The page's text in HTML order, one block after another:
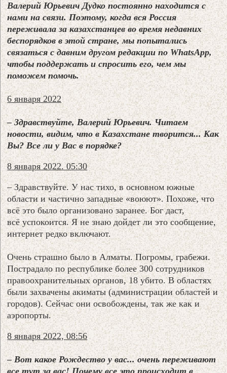
Валерий Юрьевич Дудко постоянно находится с
нами на связи. Поэтому, когда вся Россия
переживала за казахстанцев во время недавних
беспорядков в этой стране, мы попытались
связаться с давним другом редакции по WhatsApp,
чтобы поддержать и спросить его, чем мы
поможем помочь.
6 января 2022
– Здравствуйте, Валерий Юрьевич. Читаем
новости, видим, что в Казахстане творится... Как
Вы? Все ли у Вас в порядке?
8 января 2022. 05:30
– Здравствуйте. У нас тихо, в основном южные
области и частично западные «воюют». Похоже, что
всё это было организовано заранее. Бог даст,
всё успокоится. Я не знаю дойдет ли это сообщение,
интернет редко включают.
Очень страшно было в Алматы. Погромы, грабежи.
Пострадало по республике более 300 сотрудников
правоохранительных органов, 18 убито. В областях
были захвачены акиматы (администрации областей и
городов). Сейчас они освобождены, так же как и
аэропорты.
8 января 2022, 08:56
– Вот какое Рождество у вас... очень переживают